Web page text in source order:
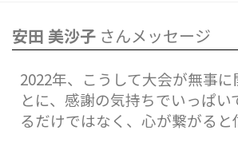
安田 美沙子 さんメッセージ
2022年、こうして大会が無事
とに、感謝の気持ちでいっぱい
るだけではなく、心が繋がると